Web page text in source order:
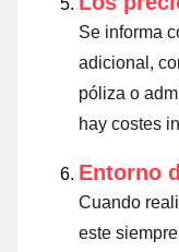
Se informa
adicional,
póliza o
hay costes
Entorno
Cuando
este